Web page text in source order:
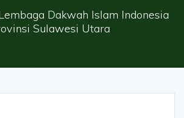
Dakwah Islam Indonesia
Sulawesi Utara